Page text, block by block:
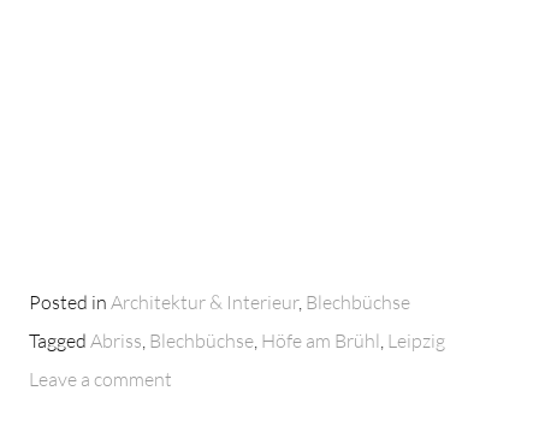
Posted in Architektur & Interieur, Blechbüchse
Tagged Abriss Blechbüchse Höfe am Brühl Leipzig
Leave a comment